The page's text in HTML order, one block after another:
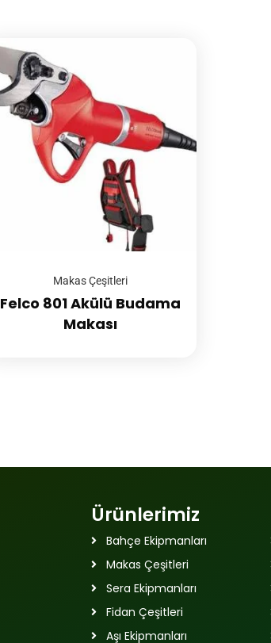
Makas Çeşitleri
Felco 801 Akülü Budama
Makası
Ürünlerimiz
Bahçe Ekipmanları
Makas Çeşitleri
Sera Ekipmanları
Fidan Çeşitleri
Aşı Ekipmanları